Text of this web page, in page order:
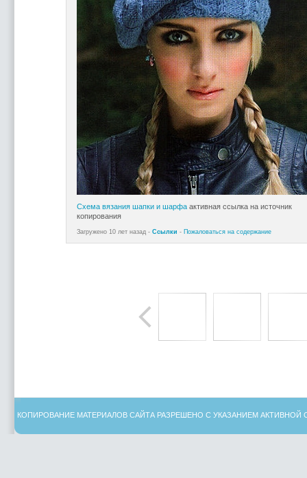
Схема вязания шапки и шарфаактивная ссылка на источник
копирования
Загружено 10 лет назад - Ссылки - Пожаловаться на содержание
КОПИРОВАНИЕ МАТЕРИАЛОВ САЙТА РАЗРЕШЕНО С УКАЗАНИЕМ АКТИВНОЙ